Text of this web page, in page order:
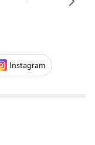
Instagram